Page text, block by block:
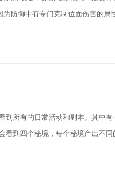
防御中有专门克制位面伤害的属
到所有的日常活动和副本。其中
看到四个秘境，每个秘境产出不同